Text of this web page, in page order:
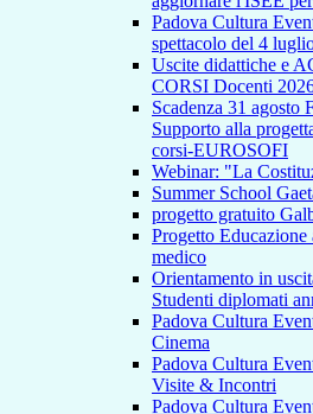
Padova Cultura
spettacolo del 4
Uscite didattiche e
CORSI Docenti
Scadenza 31 agosto
Supporto alla
corsi-EUROSOFI
Webinar: "La
Summer School
progetto gratuito
Progetto
medico
Orientamento in
Studenti diplomati
Padova Cultura
Cinema
Padova Cultura
Visite & Incontri
Padova Cultura